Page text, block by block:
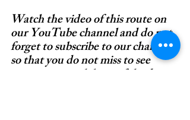
Watch the video of this route on
our YouTube channel and do not
forget to subscribe to our channel
so that you do not miss to see
many more such beautiful videos.